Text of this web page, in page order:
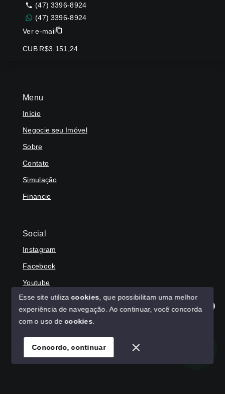
Olá! Agradecemos seu contato, como podemos ajudar?
Menu
Início
Negocie seu Imóvel
Sobre
Contato
Simulação
Financie
Social
Instagram
Facebook
Youtube
© Copyright 2026 - HAGA IMÓVEIS - Todos os direitos
SITE PARA IMOBILIARIA
(47) 3396-8924
(47) 3396-8924
Ver e-mail
CUB R$3.151,24
Esse site utilizacookies , que possibilitam uma melhor
experiência de navegação. Ao continuar, você concorda
com o uso decookies
Concordo, continuar